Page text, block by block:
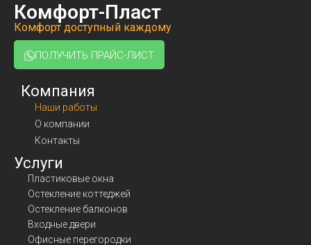
Комфорт-Пласт
Комфорт доступный каждому
ПОЛУЧИТЬ ПРАЙС-ЛИСТ
Компания
Наши работы
О компании
Контакты
Услуги
Пластиковые окна
Остекление коттеджей
Остекление балконов
Входные двери
Офисные перегородки